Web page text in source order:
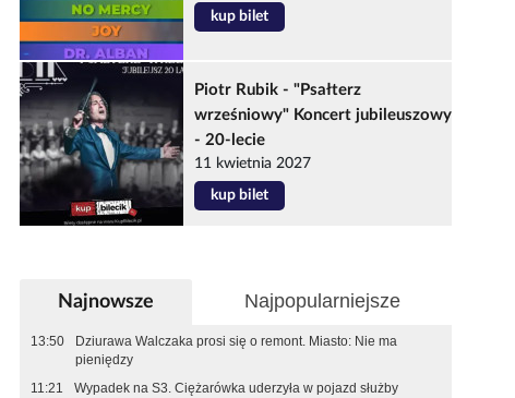
kup bilet
Piotr Rubik - "Psałterz
wrześniowy" Koncert jubileuszowy
- 20-lecie
11 kwietnia 2027
kup bilet
Najnowsze Najpopularniejsze
13:50
Dziurawa Walczaka prosi się o remont. Miasto: Nie ma
pieniędzy
11:21
Wypadek na S3. Ciężarówka uderzyła w pojazd służby